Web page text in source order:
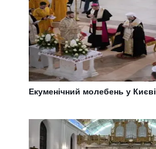
Екуменічний молебень у Києві